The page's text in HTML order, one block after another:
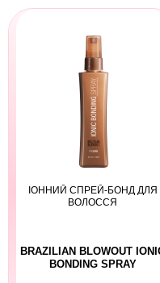
ІОННИЙ СПРЕЙ-БОНД ДЛЯ
ВОЛОССЯ
BRAZILIAN BLOWOUT
BONDING SPRAY